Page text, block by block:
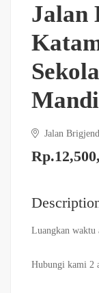
Jalan
Jalan
Luangkan waktu
Hubungi kami 2